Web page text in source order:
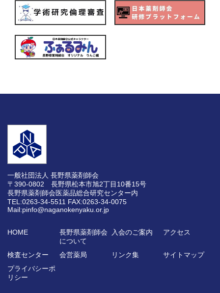
一般社団法人 長野県薬剤師会
〒390-0802 長野県松本市旭2丁目10番15号
長野県薬剤師会医薬品総合研究センター内
TEL:0263-34-5511 FAX:0263-34-0075
Mail:pinfo@naganokenyaku.or.jp
HOME
長野県薬剤師会
について
入会のご案内 アクセス
検査センター 会営薬局 リンク集
サイトマップ
プライバシーポ
リシー